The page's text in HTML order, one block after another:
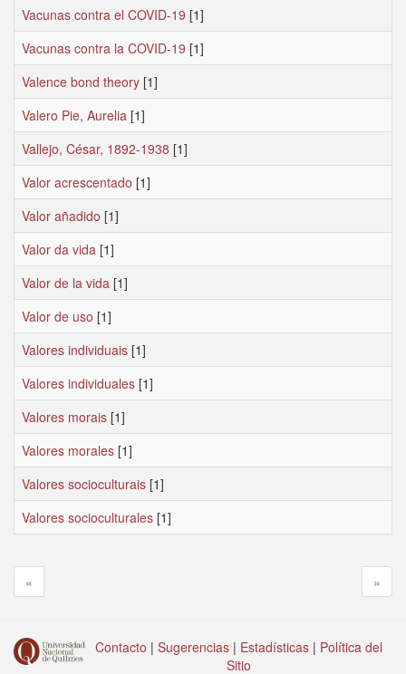
Vacunas contra el COVID-19 [1]
Vacunas contra la COVID-19 [1]
Valence bond theory [1]
Valero Pie, Aurelia [1]
Vallejo, César, 1892-1938 [1]
Valor acrescentado [1]
Valor añadido [1]
Valor da vida [1]
Valor de la vida [1]
Valor de uso [1]
Valores individuais [1]
Valores individuales [1]
Valores morais [1]
Valores morales [1]
Valores socioculturais [1]
Valores socioculturales [1]
« »
Contacto | Sugerencias | Estadísticas | Política del
Sitio